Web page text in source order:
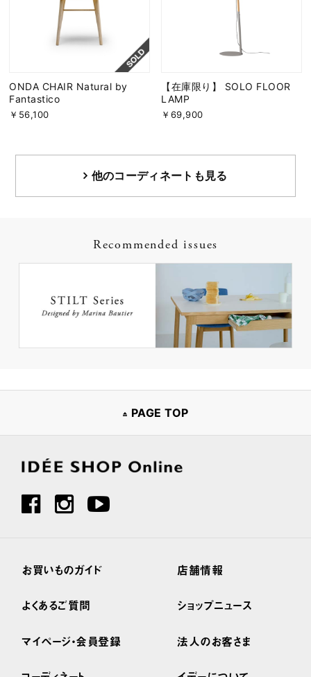
ONDA CHAIR Natural by
Fantastico
￥56,100
【在庫限り】 SOLO FLOOR
LAMP
￥69,900
他のコーディネートも見る
Recommended issues
PAGE TOP
お買いものガイド
よくあるご質問
マイページ・会員登録
店舗情報
ショップニュース
法人のお客さま